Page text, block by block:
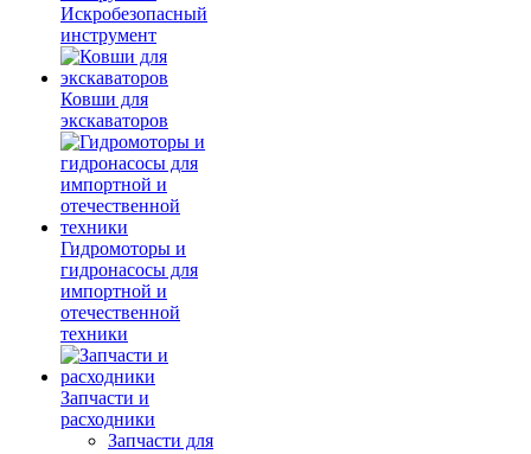
Искробезопасный
инструмент
Ковши для
экскаваторов
Гидромоторы и
гидронасосы для
импортной и
отечественной
техники
Запчасти и
расходники
Запчасти для